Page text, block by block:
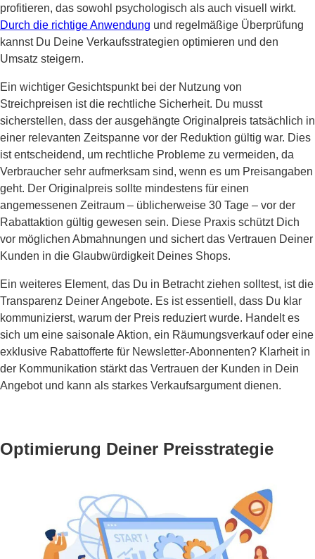
profitieren, das sowohl psychologisch als auch visuell wirkt.
Durch die richtige Anwendung und regelmäßige Überprüfung
kannst Du Deine Verkaufsstrategien optimieren und den
Umsatz steigern.
Ein wichtiger Gesichtspunkt bei der Nutzung von
Streichpreisen ist die rechtliche Sicherheit. Du musst
sicherstellen, dass der ausgehängte Originalpreis tatsächlich in
einer relevanten Zeitspanne vor der Reduktion gültig war. Dies
ist entscheidend, um rechtliche Probleme zu vermeiden, da
Verbraucher sehr aufmerksam sind, wenn es um Preisangaben
geht. Der Originalpreis sollte mindestens für einen
angemessenen Zeitraum – üblicherweise 30 Tage – vor der
Rabattaktion gültig gewesen sein. Diese Praxis schützt Dich
vor möglichen Abmahnungen und sichert das Vertrauen Deiner
Kunden in die Glaubwürdigkeit Deines Shops.
Ein weiteres Element, das Du in Betracht ziehen solltest, ist die
Transparenz Deiner Angebote. Es ist essentiell, dass Du klar
kommunizierst, warum der Preis reduziert wurde. Handelt es
sich um eine saisonale Aktion, ein Räumungsverkauf oder eine
exklusive Rabattofferte für Newsletter-Abonnenten? Klarheit in
der Kommunikation stärkt das Vertrauen der Kunden in Dein
Angebot und kann als starkes Verkaufsargument dienen.
Optimierung Deiner Preisstrategie